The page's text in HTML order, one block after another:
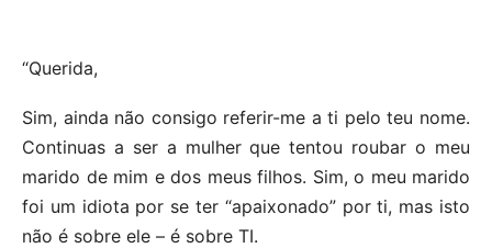
“Querida,
Sim, ainda não consigo referir-me a ti pelo teu nome.
Continuas a ser a mulher que tentou roubar o meu
marido de mim e dos meus filhos. Sim, o meu marido
foi um idiota por se ter “apaixonado” por ti, mas isto
não é sobre ele – é sobre TI.